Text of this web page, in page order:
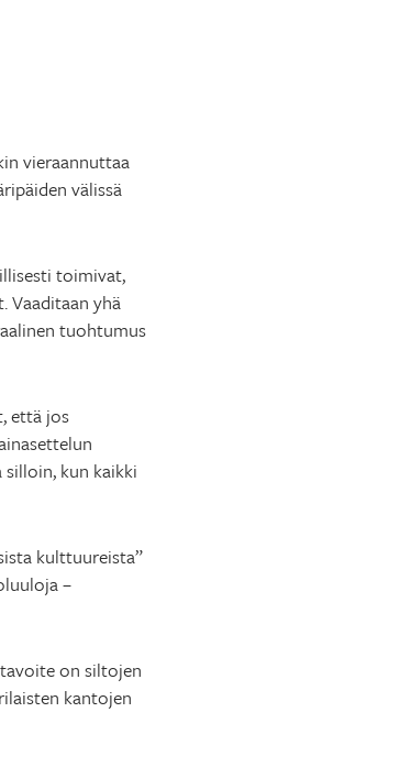
vieraannuttaa
välissä
toimivat,
Vaaditaan yhä
tuohtumus
että jos
kun kaikki
kulttuureista”
–
on siltojen
kantojen